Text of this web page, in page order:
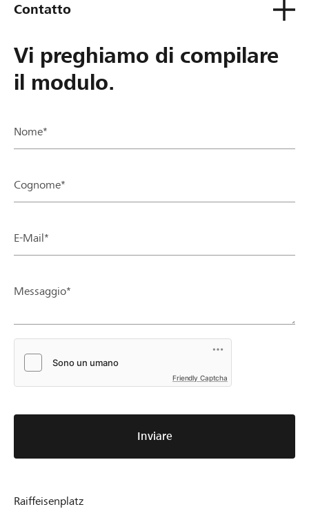
Contatto
Vi preghiamo di compilare
il modulo.
Nome*
Cognome*
E-Mail*
Messaggio*
Friendly Captcha
Inviare
Raiffeisenplatz